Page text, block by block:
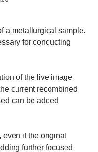
a metallurgical sample.
for conducting
of the live image
current recombined
can be added
if the original
further focused